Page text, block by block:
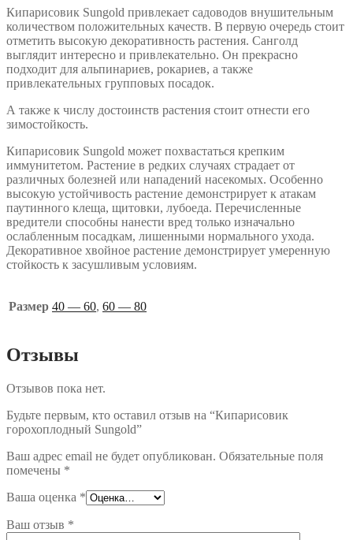
Кипарисовик Sungold привлекает садоводов внушительным
количеством положительных качеств. В первую очередь стоит
отметить высокую декоративность растения. Санголд
выглядит интересно и привлекательно. Он прекрасно
подходит для альпинариев, рокариев, а также
привлекательных групповых посадок.
А также к числу достоинств растения стоит отнести его
зимостойкость.
Кипарисовик Sungold может похвастаться крепким
иммунитетом. Растение в редких случаях страдает от
различных болезней или нападений насекомых. Особенно
высокую устойчивость растение демонстрирует к атакам
паутинного клеща, щитовки, лубоеда. Перечисленные
вредители способны нанести вред только изначально
ослабленным посадкам, лишенными нормального ухода.
Декоративное хвойное растение демонстрирует умеренную
стойкость к засушливым условиям.
Размер 40 — 60, 60 — 80
Отзывы
Отзывов пока нет.
Будьте первым, кто оставил отзыв на “Кипарисовик
горохоплодный Sungold”
Ваш адрес email не будет опубликован. Обязательные поля
помечены *
Ваша оценка *
Ваш отзыв *